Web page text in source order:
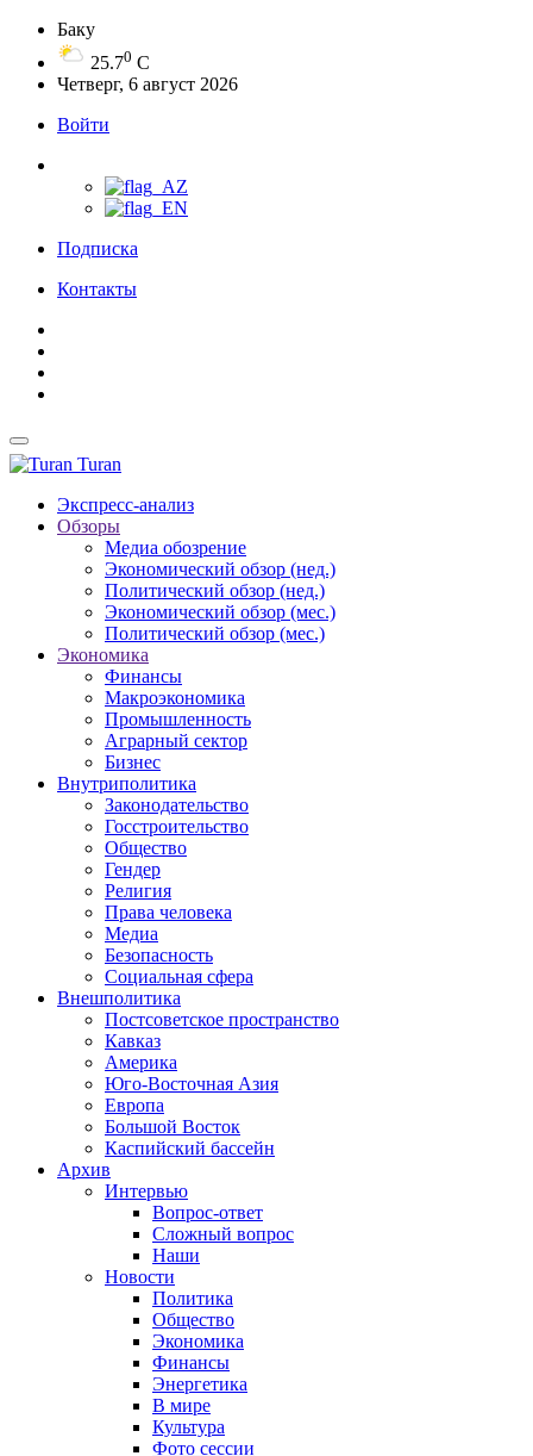
Баку
25.70 C
Четверг, 6 август 2026
Войти
Подписка
Контакты
Turan
Экспресс-анализ
Обзоры
Медиа обозрение
Экономический обзор (нед.)
Политический обзор (нед.)
Экономический обзор (мес.)
Политический обзор (мес.)
Экономика
Финансы
Макроэкономика
Промышленность
Аграрный сектор
Бизнес
Внутриполитика
Законодательство
Госстроительство
Общество
Гендер
Религия
Права человека
Медиа
Безопасность
Социальная сфера
Внешполитика
Постсоветское пространство
Кавказ
Америка
Юго-Восточная Азия
Европа
Большой Восток
Каспийский бассейн
Архив
Интервью
Вопрос-ответ
Сложный вопрос
Наши
Новости
Политика
Общество
Экономика
Финансы
Энергетика
В мире
Культура
Фото сессии